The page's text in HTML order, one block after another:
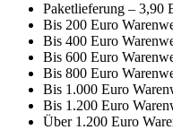
Paketlieferung – 3,90
Bis 200 Euro
Bis 400 Euro
Bis 600 Euro
Bis 800 Euro
Bis 1.000 Euro
Bis 1.200 Euro
Über 1.200 Euro